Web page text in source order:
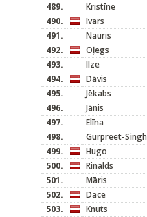
489. Kristīne
490.
Ivars
491.
Nauris
492.
Oļegs
493.
Ilze
494.
Dāvis
495.
Jēkabs
496.
Jānis
497.
Elīna
498.
Gurpreet-Singh
499.
Hugo
500.
Rinalds
501.
Māris
502.
Dace
503.
Knuts